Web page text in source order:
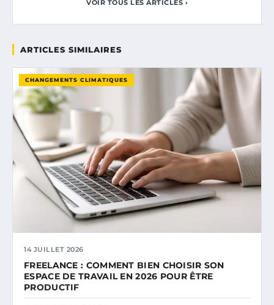
VOIR TOUS LES ARTICLES ›
ARTICLES SIMILAIRES
CHANGEMENTS CLIMATIQUES
14 JUILLET 2026
FREELANCE : COMMENT BIEN CHOISIR SON
ESPACE DE TRAVAIL EN 2026 POUR ÊTRE
PRODUCTIF